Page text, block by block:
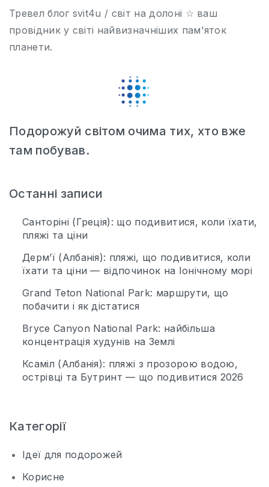
Тревел блог svit4u / світ на долоні ☆ ваш
провідник у світі найвизначніших пам'яток
планети.
Подорожуй світом очима тих, хто вже
там побував.
Останні записи
Санторіні (Греція): що подивитися, коли їхати,
пляжі та ціни
Дерм’ї (Албанія): пляжі, що подивитися, коли
їхати та ціни — відпочинок на Іонічному морі
Grand Teton National Park: маршрути, що
побачити і як дістатися
Bryce Canyon National Park: найбільша
концентрація худунів на Землі
Ксаміл (Албанія): пляжі з прозорою водою,
острівці та Бутринт — що подивитися 2026
Категорії
Ідеї для подорожей
Корисне